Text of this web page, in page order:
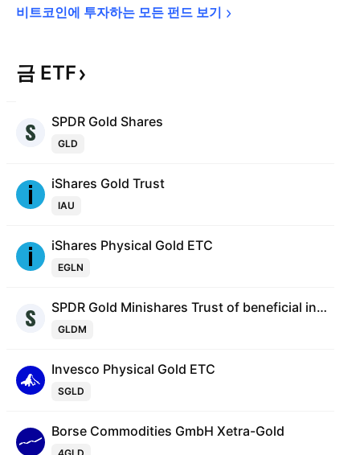
비트코인에 투자하는 모든 펀드 보기
금 ETF
SPDR Gold Shares
GLD
iShares Gold Trust
IAU
iShares Physical Gold ETC
EGLN
SPDR Gold Minishares Trust of beneficial interest
GLDM
Invesco Physical Gold ETC
SGLD
Borse Commodities GmbH Xetra-Gold